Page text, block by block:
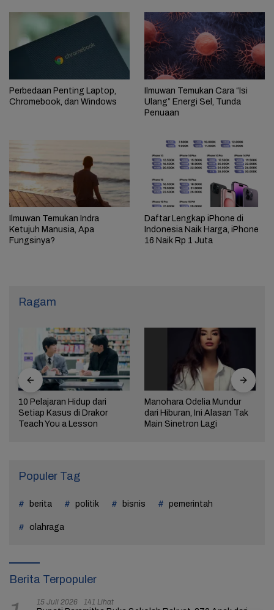
Perbedaan Penting Laptop,
Chromebook, dan Windows
Ilmuwan Temukan Cara “Isi
Ulang” Energi Sel, Tunda
Penuaan
Ilmuwan Temukan Indra
Ketujuh Manusia, Apa
Fungsinya?
Daftar Lengkap iPhone di
Indonesia Naik Harga, iPhone
16 Naik Rp 1 Juta
Ragam
10 Pelajaran Hidup dari
Setiap Kasus di Drakor
Teach You a Lesson
Manohara Odelia Mundur
dari Hiburan, Ini Alasan Tak
Main Sinetron Lagi
Populer Tag
berita politik bisnis pemerintah
olahraga
Berita Terpopuler
15 Juli 2026 141 Lihat